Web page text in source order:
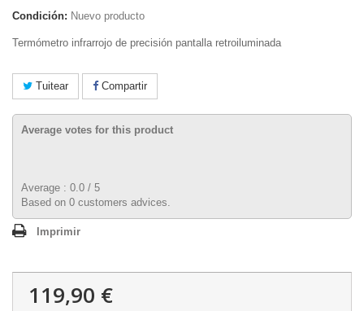
Condición: Nuevo producto
Termómetro infrarrojo de precisión pantalla retroiluminada
Tuitear Compartir
Average votes for this product
Average : 0.0 / 5
Based on 0 customers advices.
Imprimir
119,90 €